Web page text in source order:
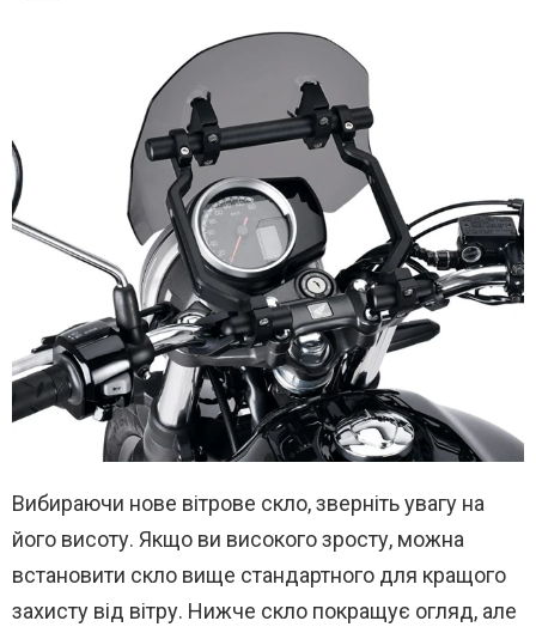
Вибираючи нове вітрове скло, зверніть увагу на
його висоту. Якщо ви високого зросту, можна
встановити скло вище стандартного для кращого
захисту від вітру. Нижче скло покращує огляд, але